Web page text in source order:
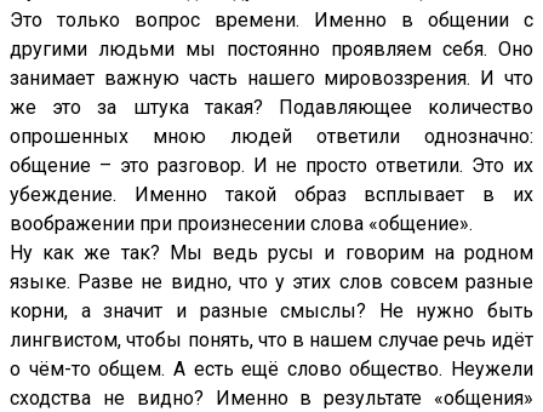
Это только вопрос времени. Именно в общении с
другими людьми мы постоянно проявляем себя. Оно
занимает важную часть нашего мировоззрения. И что
же это за штука такая? Подавляющее количество
опрошенных мною людей ответили однозначно:
общение – это разговор. И не просто ответили. Это их
убеждение. Именно такой образ всплывает в их
воображении при произнесении слова «общение».
Ну как же так? Мы ведь русы и говорим на родном
языке. Разве не видно, что у этих слов совсем разные
корни, а значит и разные смыслы? Не нужно быть
лингвистом, чтобы понять, что в нашем случае речь идёт
о чём-то общем. А есть ещё слово общество. Неужели
сходства не видно? Именно в результате «общения»